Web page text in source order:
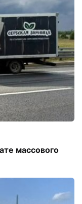
массового